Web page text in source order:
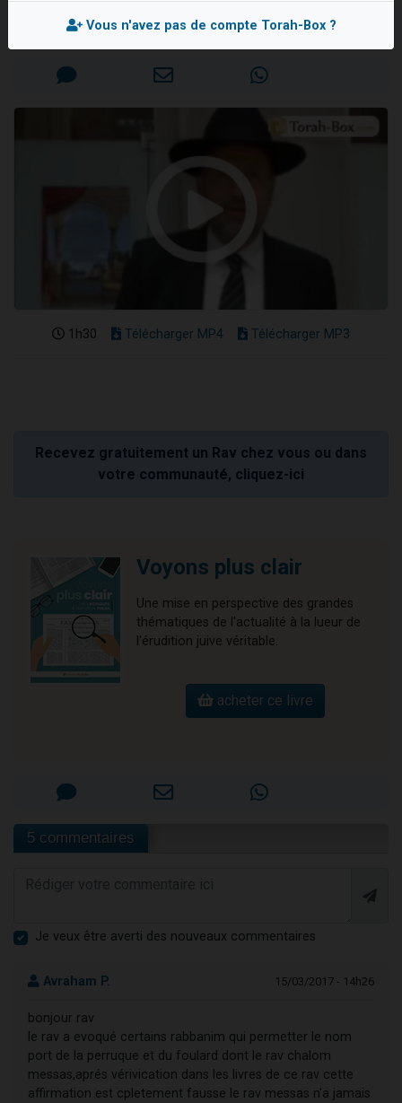
Rav David TOUITOU
Mis en ligne le Lundi 27 Février 2017
1h30 Télécharger MP4 Télécharger MP3
Recevez gratuitement un Rav chez vous ou dans
votre communauté, cliquez-ici
Voyons plus clair
Une mise en perspective des grandes
thématiques de l'actualité à la lueur de
l'érudition juive véritable.
acheter ce livre
5 commentaires
Je veux être averti des nouveaux commentaires
Avraham P. 15/03/2017 - 14h26
bonjour rav
le rav a evoqué certains rabbanim qui permetter le nom
port de la perruque et du foulard dont le rav chalom
messas,aprés vérivication dans les livres de ce rav cette
affirmation est cpletement fausse le rav messas n'a jamais
Vous n'avez pas de compte Torah-Box ?